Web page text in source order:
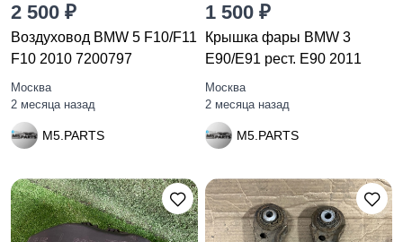
2 500 ₽
Воздуховод BMW 5 F10/F11
F10 2010 7200797
Москва
2 месяца назад
M5.PARTS
1 500 ₽
Крышка фары BMW 3
E90/E91 рест. E90 2011
Москва
2 месяца назад
M5.PARTS